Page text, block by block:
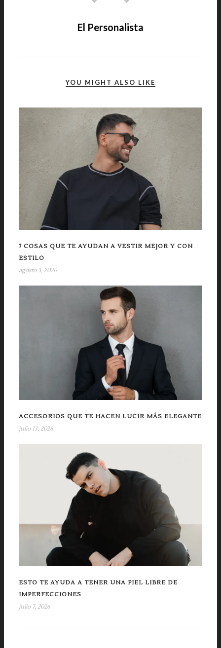
El Personalista
YOU MIGHT ALSO LIKE
7 COSAS QUE TE AYUDAN A VESTIR MEJOR Y CON
ESTILO
agosto 3, 2026
ACCESORIOS QUE TE HACEN LUCIR MÁS ELEGANTE
julio 13, 2026
ESTO TE AYUDA A TENER UNA PIEL LIBRE DE
IMPERFECCIONES
julio 7, 2026